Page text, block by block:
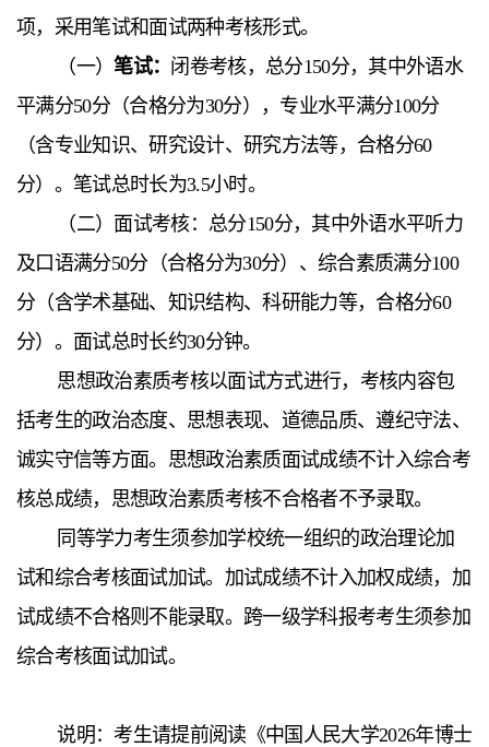
项，采用笔试和面试两种考核形式。
（一）笔试： 闭卷考核，总分150分，其中外语水
平满分50分（合格分为30分），专业水平满分100分
（含专业知识、研究设计、研究方法等，合格分60
分）。笔试总时长为3.5小时。
（二）面试考核：总分150分， 其中外语水平听力
及口语满分50分（合格分为30分）、综合素质满分100
分 （含学术基础、知识结构、科研能力等，合格分60
分）。面试总时长约30分钟。
思想政治素质考核以面试方式进行，考核内容包
括考生的政治态度、思想表现、道德品质、遵纪守法、
诚实守信等方面。思想政治素质面试成绩不计入综合考
核总成绩，思想政治素质考核不合格者不予录取。
同等学力考生须参加学校统一组织的政治理论加
试和综合考核面试加试。加试成绩不计入加权成绩，加
试成绩不合格则不能录取。跨一级学科报考考生须参加
综合考核面试加试。
说明：考生请提前阅读《中国人民大学2026年博士